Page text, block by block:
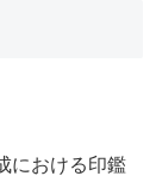
における印鑑